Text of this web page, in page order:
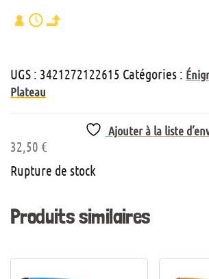
UGS : 3421272122615 Catégories :
Plateau
Ajouter à la liste
32,50 €
Rupture de stock
Produits similaires